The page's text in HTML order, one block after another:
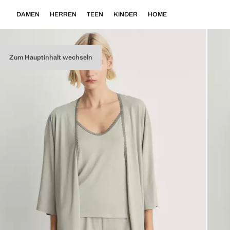
Zum Hauptinhalt wechseln
DAMEN HERREN TEEN KINDER HOME